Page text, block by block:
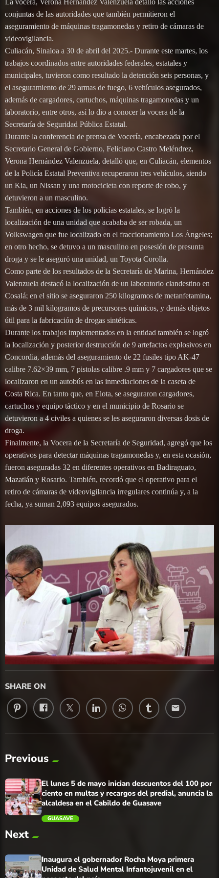
conjuntas de las autoridades que también permitieron el
aseguramiento de máquinas tragamonedas y retiro de cámaras de
videovigilancia.
Culiacán, Sinaloa a 30 de abril del 2025.- Durante este martes, los
trabajos coordinados entre autoridades federales, estatales y
municipales, tuvieron como resultado la detención seis personas, y
el aseguramiento de 29 armas de fuego, 6 vehículos asegurados,
además de cargadores, cartuchos, máquinas tragamonedas y un
laboratorio, entre otros, así lo dio a conocer la vocera de la
Secretaría de Seguridad Pública Estatal.
Durante la conferencia de prensa de Vocería, encabezada por el
Secretario General de Gobierno, Feliciano Castro Meléndrez,
Verona Hernández Valenzuela, detalló que, en Culiacán, elementos
de la Policía Estatal Preventiva recuperaron tres vehículos, siendo
un Kia, un Nissan y una motocicleta con reporte de robo, y
detuvieron a un masculino.
También, en acciones de los policías estatales, se logró la
localización de una unidad que acababa de ser robada, un
Volkswagen que fue localizado en el fraccionamiento Los Ángeles;
en otro hecho, se detuvo a un masculino en posesión de presunta
droga y se le aseguró una unidad, un Toyota Corolla.
Como parte de los resultados de la Secretaría de Marina, Hernández
Valenzuela destacó la localización de un laboratorio clandestino en
Cosalá; en el sitio se aseguraron 250 kilogramos de metanfetamina,
más de 3 mil kilogramos de precursores químicos, y demás objetos
útil para la fabricación de drogas sintéticas.
Durante los trabajos implementados en la entidad también se logró
la localización y posterior destrucción de 9 artefactos explosivos en
Concordia, además del aseguramiento de 22 fusiles tipo AK-47
calibre 7.62×39 mm, 7 pistolas calibre .9 mm y 7 cargadores que se
localizaron en un autobús en las inmediaciones de la caseta de
Costa Rica. En tanto que, en Elota, se aseguraron cargadores,
cartuchos y equipo táctico y en el municipio de Rosario se
detuvieron a 4 civiles a quienes se les aseguraron diversas dosis de
droga.
Finalmente, la Vocera de la Secretaría de Seguridad, agregó que los
operativos para detectar máquinas tragamonedas y, en esta ocasión,
fueron aseguradas 32 en diferentes operativos en Badiraguato,
Mazatlán y Rosario. También, recordó que el operativo para el
retiro de cámaras de videovigilancia irregulares continúa y, a la
fecha, ya suman 2,093 equipos asegurados.
SHARE ON
email
Previous
El lunes 5 de mayo inician descuentos del 100 por
ciento en multas y recargos del predial, anuncia la
alcaldesa en el Cabildo de Guasave
GUASAVE
Next
Inaugura el gobernador Rocha Moya primera
Unidad de Salud Mental Infantojuvenil en el